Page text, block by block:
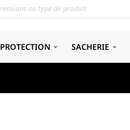
PROTECTION SACHERIE